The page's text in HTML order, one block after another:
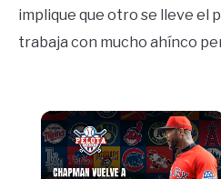
implique que otro se lleve el
trabaja con mucho ahínco
×